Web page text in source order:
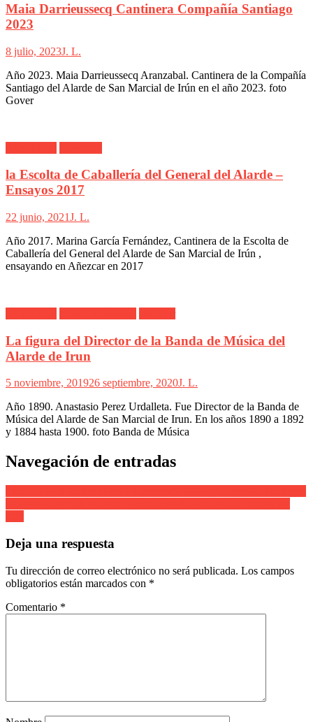
Maia Darrieussecq Cantinera Compañía Santiago
2023
8 julio, 2023J. L.
Año 2023. Maia Darrieussecq Aranzabal. Cantinera de la Compañía
Santiago del Alarde de San Marcial de Irún en el año 2023. foto
Gover
la Escolta de Caballería del General del Alarde –
Ensayos 2017
22 junio, 2021J. L.
Año 2017. Marina García Fernández, Cantinera de la Escolta de
Caballería del General del Alarde de San Marcial de Irún ,
ensayando en Añezcar en 2017
La figura del Director de la Banda de Música del
Alarde de Irun
5 noviembre, 201926 septiembre, 2020J. L.
Año 1890. Anastasio Perez Urdalleta. Fue Director de la Banda de
Música del Alarde de San Marcial de Irun. En los años 1890 a 1892
y 1884 hasta 1900. foto Banda de Música
Navegación de entradas
Deja una respuesta
Tu dirección de correo electrónico no será publicada. Los campos
obligatorios están marcados con *
Comentario *